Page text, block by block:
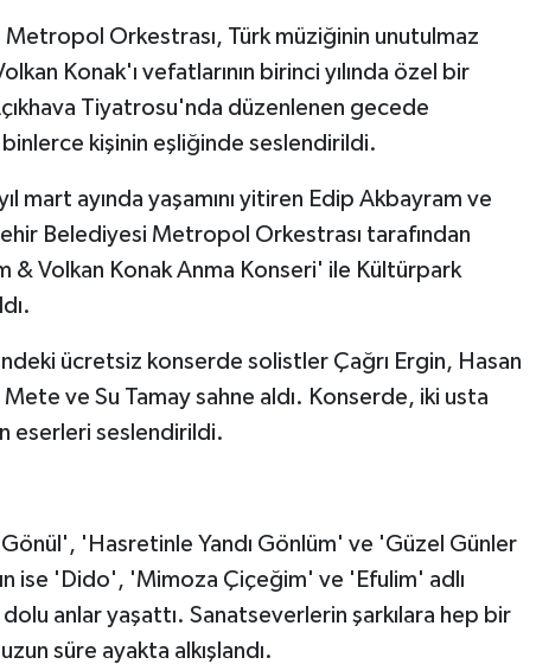
Metropol Orkestrası, Türk müziğinin unutulmaz
Konak'ı vefatlarının birinci yılında özel bir
Tiyatrosu'nda düzenlenen gecede
binlerce kişinin eşliğinde seslendirildi.
mart ayında yaşamını yitiren Edip Akbayram ve
Belediyesi Metropol Orkestrası tarafından
& Volkan Konak Anma Konseri' ile Kültürpark
ücretsiz konserde solistler Çağrı Ergin, Hasan
ve Su Tamay sahne aldı. Konserde, iki usta
eserleri seslendirildi.
'Hasretinle Yandı Gönlüm' ve 'Güzel Günler
ise 'Dido', 'Mimoza Çiçeğim' ve 'Efulim' adlı
anlar yaşattı. Sanatseverlerin şarkılara hep bir
süre ayakta alkışlandı.